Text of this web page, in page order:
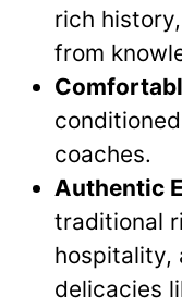
rich
from
coaches.
Authentic
traditional
hospitality,
delicacies